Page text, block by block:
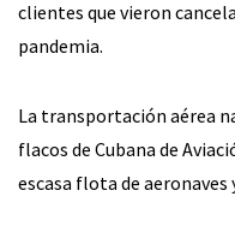
clientes que vieron
pandemia.
La transportación aérea
flacos de Cubana de
escasa flota de aeronaves